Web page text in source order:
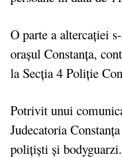
O parte a altercaţiei
oraşul Constanţa,
la Secţia 4 Poliţie
Potrivit unui
Judecatoria
polițiști și bodyguarzi.